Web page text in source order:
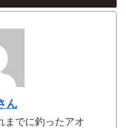
ん
までに釣ったアオ